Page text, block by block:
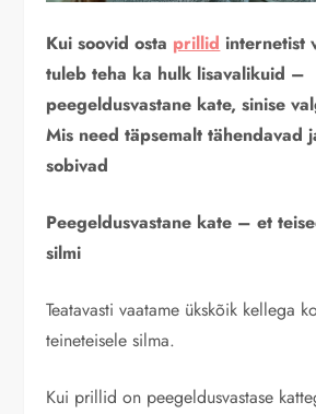
Kui soovid osta prillid internetist
tuleb teha ka hulk lisavalikuid –
peegeldusvastane kate, sinise
Mis need täpsemalt tähendavad
sobivad
Peegeldusvastane kate – et
silmi
Teatavasti vaatame ükskõik kellega
teineteisele silma.
Kui prillid on peegeldusvastase